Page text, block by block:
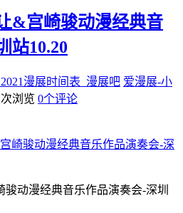
&宫崎骏动漫经典音
站10.20
漫展时间表_漫展吧 爱漫展-小
浏览 0个评论
崎骏动漫经典音乐作品演奏会-深